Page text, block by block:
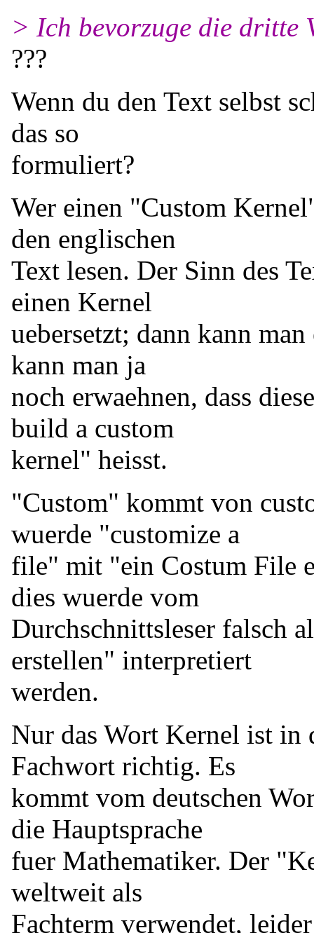
> Ich bevorzuge die dritte
???
Wenn du den Text selbst
das so
formuliert?
Wer einen "Custom
den englischen
Text lesen. Der Sinn des
einen Kernel
uebersetzt; dann kann
kann man ja
noch erwaehnen, dass
build a custom
kernel" heisst.
"Custom" kommt von
wuerde "customize a
file" mit "ein Costum File
dies wuerde vom
Durchschnittsleser falsch
erstellen" interpretiert
werden.
Nur das Wort Kernel ist in
Fachwort richtig. Es
kommt vom deutschen
die Hauptsprache
fuer Mathematiker. Der
weltweit als
Fachterm verwendet,